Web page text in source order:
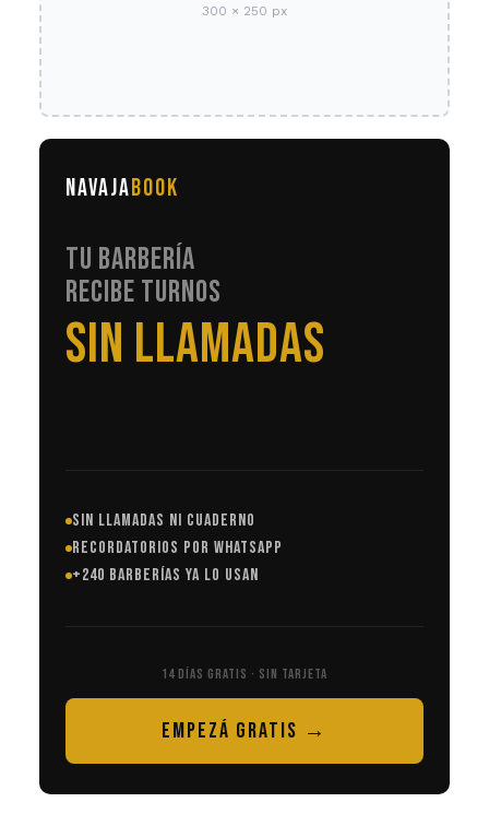
300 × 250 px
NAVAJABOOK
TU BARBERÍA
RECIBE TURNOS
SIN LLAMADAS
SIN LLAMADAS NI CUADERNO
RECORDATORIOS POR WHATSAPP
+240 BARBERÍAS YA LO USAN
14 DÍAS GRATIS · SIN TARJETA
EMPEZÁ GRATIS →